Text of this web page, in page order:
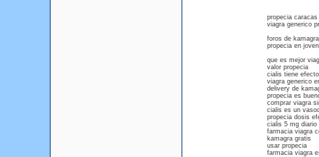
propecia
viagra generico
foros de
propecia en
que es mejor
valor propecia
cialis tiene
viagra generico
delivery de
propecia es
comprar viagra
cialis es un
propecia dosis
cialis 5 mg diario
farmacia viagra
kamagra gratis
usar propecia
farmacia viagra